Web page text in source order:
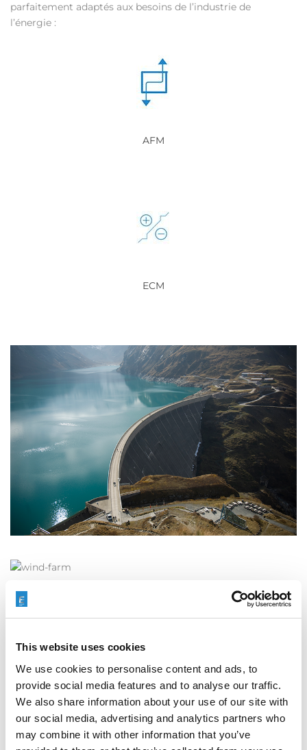
This website uses cookies
We use cookies to personalise content and ads, to
provide social media features and to analyse our traffic.
We also share information about your use of our site with
our social media, advertising and analytics partners who
may combine it with other information that you’ve
parfaitement adaptés aux besoins de l’industrie de
l’énergie :
AFM
ECM